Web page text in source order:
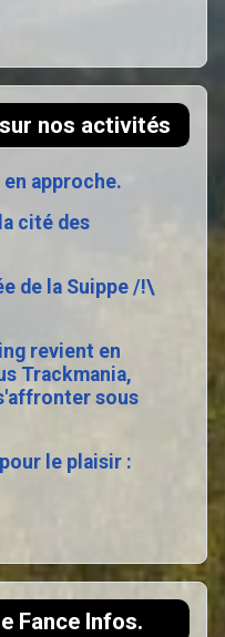
nos activités
approche.
cité des
de la Suippe /!\
revient en
Trackmania,
sous
le plaisir :
Fance Infos.